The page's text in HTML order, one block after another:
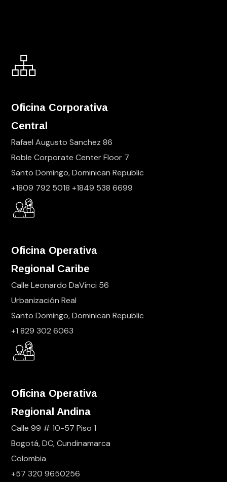
Oficina Corporativa
Central
Rafael Augusto Sanchez 86
Roble Corporate Center Floor 7
Santo Domingo, Dominican Republic
+1809 792 5018 +1849 538 6699
Oficina Operativa
Regional Caribe
Calle Leonardo DaVinci 56
Urbanización Real
Santo Domingo, Dominican Republic
+1 829 302 6063
Oficina Operativa
Regional Andina
Calle 99 # 10-57 Piso 1
Bogotá, DC, Cundinamarca
Colombia
+57 320 9650256